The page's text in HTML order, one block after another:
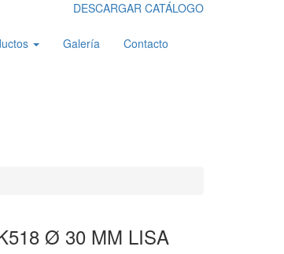
DESCARGAR CATÁLOGO
Galería Contacto
Ø 30 MM LISA